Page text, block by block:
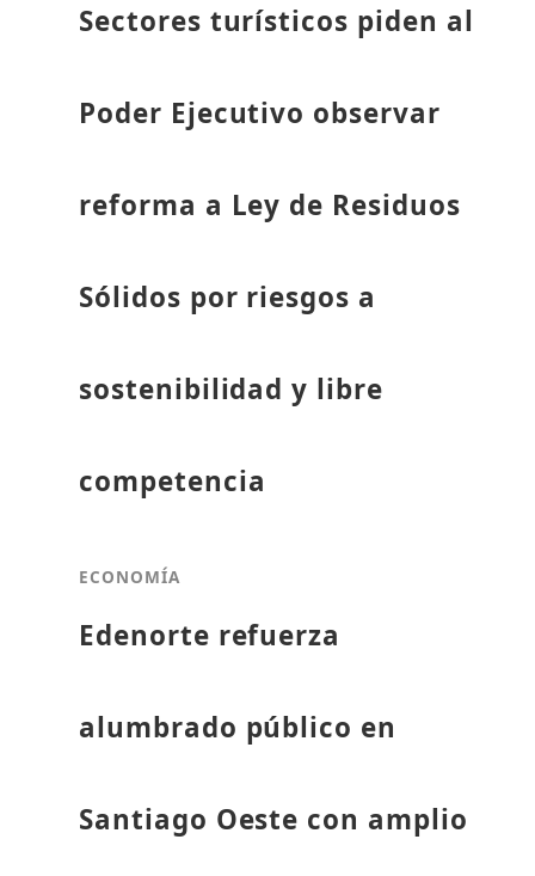
Sectores turísticos piden al
Poder Ejecutivo observar
reforma a Ley de Residuos
Sólidos por riesgos a
sostenibilidad y libre
competencia
ECONOMÍA
Edenorte refuerza
alumbrado público en
Santiago Oeste con amplio